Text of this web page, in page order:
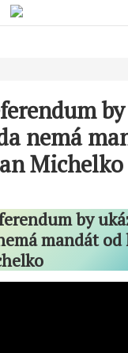
nemá
Michelko
by
mandát